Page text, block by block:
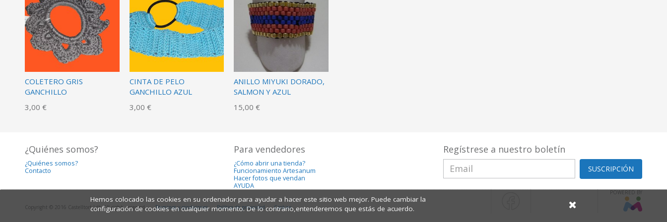
COLETERO GRIS
GANCHILLO
3,00 €
CINTA DE PELO
GANCHILLO AZUL
3,00 €
ANILLO MIYUKI DORADO,
SALMON Y AZUL
15,00 €
¿Quiénes somos?
¿Quiénes somos?
Contacto
Para vendedores
¿Cómo abrir una tienda?
Funcionamiento Artesanum
Hacer fotos que vendan
AYUDA
Regístrese a nuestro boletín
SUSCRIPCIÓN
Copyright © 2016 Castelltort Ldt. All rights reserved. Términos y condiciones Política de privacidad Cookies
POWERED BY
Hemos colocado las cookies en su ordenador para ayudar a hacer este sitio web mejor. Puede cambiar la
configuración de cookies en cualquier momento. De lo contrario,entenderemos que estás de acuerdo.